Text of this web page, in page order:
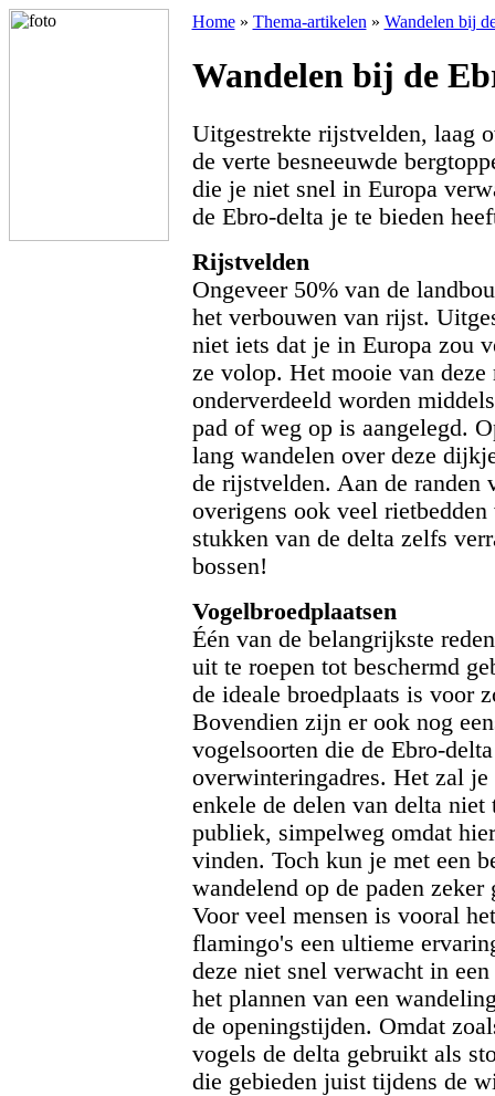
Home» Thema-artikelen » Wandelen bij
Wandelen bij de
Uitgestrekte rijstvelden, laag
de verte besneeuwde
die je niet snel in Europa
de Ebro-delta je te bieden
Rijstvelden
Ongeveer 50% van de
het verbouwen van rijst.
niet iets dat je in Europa zou
ze volop. Het mooie van
onderverdeeld worden
pad of weg op is aangelegd.
lang wandelen over deze
de rijstvelden. Aan de randen
overigens ook veel
stukken van de delta zelfs
bossen!
Vogelbroedplaatsen
Één van de belangrijkste
uit te roepen tot beschermd
de ideale broedplaats is voor
Bovendien zijn er ook nog
vogelsoorten die de Ebro-
overwinteringadres. Het zal
enkele de delen van delta
publiek, simpelweg omdat
vinden. Toch kun je met een
wandelend op de paden
Voor veel mensen is vooral
flamingo's een ultieme
deze niet snel verwacht in
het plannen van een
de openingstijden. Omdat
vogels de delta gebruikt als
die gebieden juist tijdens de